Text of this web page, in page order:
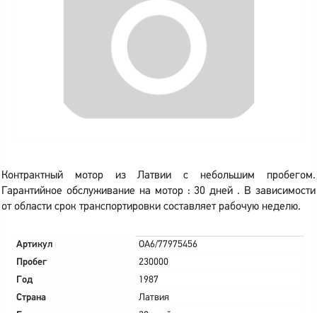
Контрактный мотор из Латвии с небольшим пробегом.
Гарантийное обслуживание на мотор : 30 дней . В зависимости
от области срок транспортировки составляет рабочую неделю.
Артикул
OA6/77975456
Пробег
230000
Год
1987
Страна
Латвия